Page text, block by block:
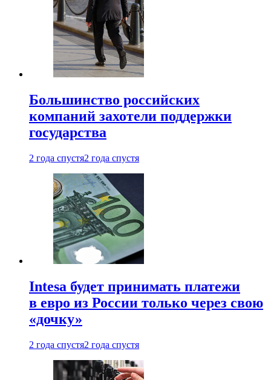
Большинство российских
компаний захотели поддержки
государства
2 года спустя2 года спустя
Intesa будет принимать платежи
в евро из России только через свою
«дочку»
2 года спустя2 года спустя